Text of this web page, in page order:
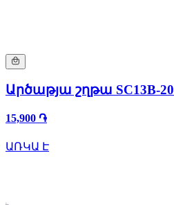
Արծաթյա շղթա SC13B-20
15,900 ֏
ԱՌԿԱ Է